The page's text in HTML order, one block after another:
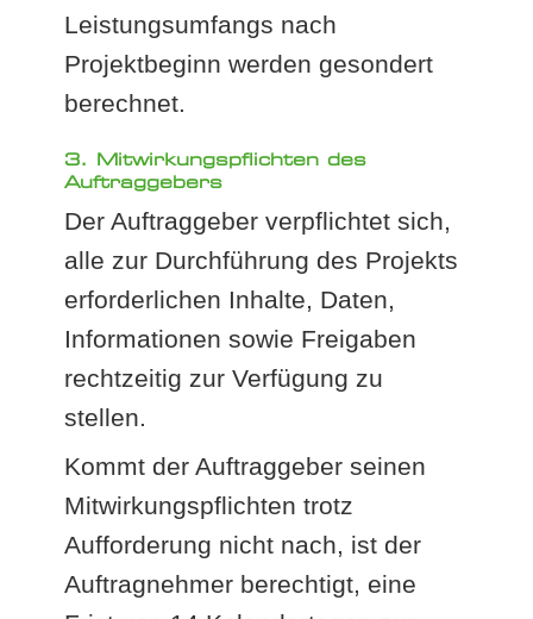
Leistungsumfangs nach
Projektbeginn werden gesondert
berechnet.
3. Mitwirkungspflichten des
Auftraggebers
Der Auftraggeber verpflichtet sich,
alle zur Durchführung des Projekts
erforderlichen Inhalte, Daten,
Informationen sowie Freigaben
rechtzeitig zur Verfügung zu
stellen.
Kommt der Auftraggeber seinen
Mitwirkungspflichten trotz
Aufforderung nicht nach, ist der
Auftragnehmer berechtigt, eine